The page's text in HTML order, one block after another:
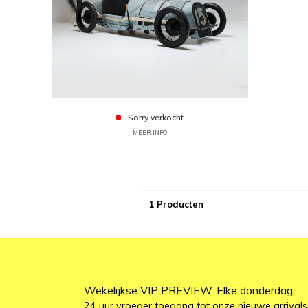
Sorry verkocht
MEER INFO
1 Producten
Wekelijkse VIP PREVIEW. Elke donderdag.